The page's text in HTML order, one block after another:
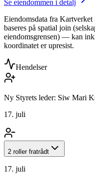
Se eiendommen i detalj
Eiendomsdata fra
baseres på spatial join
eiendomsgrensen) — kan
koordinatet er upresist.
Hendelser
Ny Styrets leder: Siw Mari
17. juli
2 roller fratrådt
17. juli